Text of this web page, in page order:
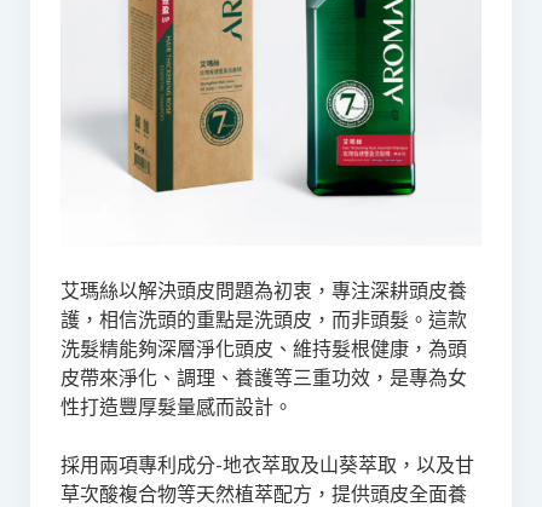
艾瑪絲以解決頭皮問題為初衷，專注深耕頭皮養
護，相信洗頭的重點是洗頭皮，而非頭髮。這款
洗髮精能夠深層淨化頭皮、維持髮根健康，為頭
皮帶來淨化、調理、養護等三重功效，是專為女
性打造豐厚髮量感而設計。
採用兩項專利成分-地衣萃取及山葵萃取，以及甘
草次酸複合物等天然植萃配方，提供頭皮全面養